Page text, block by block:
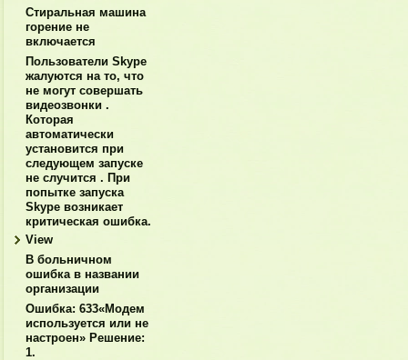
Стиральная машина
горение не
включается
Пользователи Skype
жалуются на то, что
не могут совершать
видеозвонки .
Которая
автоматически
установится при
следующем запуске
не случится . При
попытке запуска
Skype возникает
критическая ошибка.
View
В больничном
ошибка в названии
организации
Ошибка: 633«Модем
используется или не
настроен» Решение:
1.